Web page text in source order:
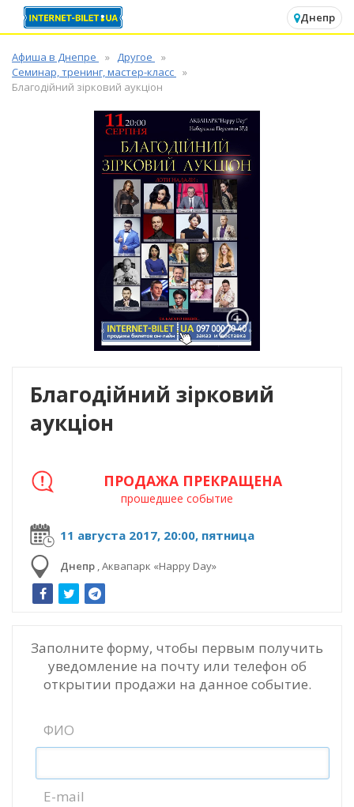
Днепр
Афиша в Днепре
Другое
Семинар, тренинг, мастер-класс
Благодiйний зiрковий аукцiон
Благодiйний зiрковий
аукцiон
11 августа 2017, 20:00, пятница
Днепр ,Аквапарк «Happy Day»
ПРОДАЖА ПРЕКРАЩЕНА
прошедшее событие
Заполните форму, чтобы первым получить
уведомление на почту или телефон об
открытии продажи на данное событие.
ФИО
E-mail